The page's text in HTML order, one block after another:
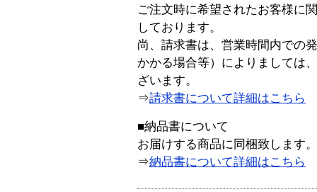
ご注文時に希望されたお客様に
しております。
尚、請求書は、営業時間内での
かかる場合等）によりましては
ざいます。
⇒請求書について詳細はこちら
■納品書について
お届けする商品に同梱致します。
⇒納品書について詳細はこちら